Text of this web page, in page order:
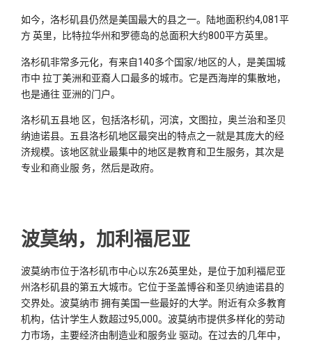
如今，洛杉矶县仍然是美国最大的县之一。陆地面积约4,081平
方 英里，比特拉华州和罗德岛的总面积大约800平方英里。
洛杉矶非常多元化，有来自140多个国家/地区的人，是美国城
市中 拉丁美洲和亚裔人口最多的城市。它是西海岸的集散地，
也是通往 亚洲的门户。
洛杉矶五县地 区，包括洛杉矶，河滨，文图拉，奥兰治和圣贝
纳迪诺县。五县洛杉矶地区最突出的特点之一就是其庞大的经
济规模。该地区就业最集中的地区是教育和卫生服务，其次是
专业和商业服 务，然后是政府。
波莫纳，加利福尼亚
波莫纳市位于洛杉矶市中心以东26英里处，是位于加利福尼亚
州洛杉矶县的第五大城市。它位于圣盖博谷和圣贝纳迪诺县的
交界处。波莫纳市 拥有美国一些最好的大学。附近有众多教育
机构，估计学生人数超过95,000。波莫纳市提供多样化的劳动
力市场，主要经济由制造业和服务业 驱动。在过去的几年中，